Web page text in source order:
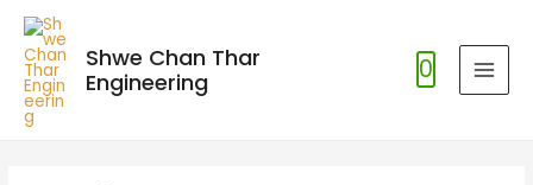
Shwe Chan Thar
Engineering
0